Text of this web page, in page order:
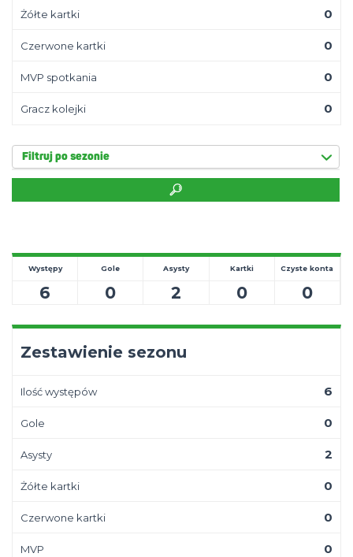
Żółte kartki 0
Czerwone kartki 0
MVP spotkania 0
Gracz kolejki 0
Filtruj po sezonie
Występy
6
Gole
0
Asysty
2
Kartki
0
Czyste konta
0
Zestawienie sezonu
Ilość występów 6
Gole 0
Asysty 2
Żółte kartki 0
Czerwone kartki 0
MVP 0